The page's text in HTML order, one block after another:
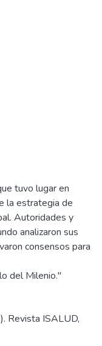
tuvo lugar en
la estrategia de
Autoridades y
analizaron sus
consensos para
del Milenio."
Revista ISALUD,